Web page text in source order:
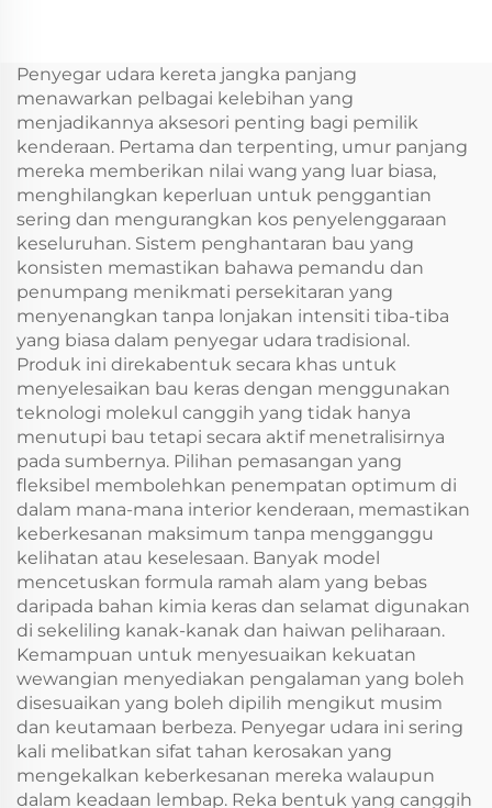
Mesin Bau
Pengembang
Diffusers
Penyegar udara kereta jangka panjang
menawarkan pelbagai kelebihan yang
menjadikannya aksesori penting bagi pemilik
kenderaan. Pertama dan terpenting, umur panjang
mereka memberikan nilai wang yang luar biasa,
menghilangkan keperluan untuk penggantian
sering dan mengurangkan kos penyelenggaraan
keseluruhan. Sistem penghantaran bau yang
konsisten memastikan bahawa pemandu dan
penumpang menikmati persekitaran yang
menyenangkan tanpa lonjakan intensiti tiba-tiba
yang biasa dalam penyegar udara tradisional.
Produk ini direkabentuk secara khas untuk
menyelesaikan bau keras dengan menggunakan
teknologi molekul canggih yang tidak hanya
menutupi bau tetapi secara aktif menetralisirnya
pada sumbernya. Pilihan pemasangan yang
fleksibel membolehkan penempatan optimum di
dalam mana-mana interior kenderaan, memastikan
keberkesanan maksimum tanpa mengganggu
kelihatan atau keselesaan. Banyak model
mencetuskan formula ramah alam yang bebas
daripada bahan kimia keras dan selamat digunakan
di sekeliling kanak-kanak dan haiwan peliharaan.
Kemampuan untuk menyesuaikan kekuatan
wewangian menyediakan pengalaman yang boleh
disesuaikan yang boleh dipilih mengikut musim
dan keutamaan berbeza. Penyegar udara ini sering
kali melibatkan sifat tahan kerosakan yang
mengekalkan keberkesanan mereka walaupun
dalam keadaan lembap. Reka bentuk yang canggih